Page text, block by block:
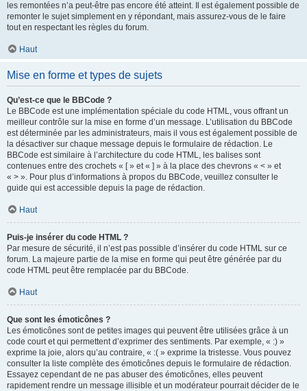
les remontées n’a peut-être pas encore été atteint. Il est également possible de
remonter le sujet simplement en y répondant, mais assurez-vous de le faire
tout en respectant les règles du forum.
Haut
Mise en forme et types de sujets
Qu’est-ce que le BBCode ?
Le BBCode est une implémentation spéciale du code HTML, vous offrant un
meilleur contrôle sur la mise en forme d’un message. L’utilisation du BBCode
est déterminée par les administrateurs, mais il vous est également possible de
la désactiver sur chaque message depuis le formulaire de rédaction. Le
BBCode est similaire à l’architecture du code HTML, les balises sont
contenues entre des crochets « [ » et « ] » à la place des chevrons « < » et
« > ». Pour plus d’informations à propos du BBCode, veuillez consulter le
guide qui est accessible depuis la page de rédaction.
Haut
Puis-je insérer du code HTML ?
Par mesure de sécurité, il n’est pas possible d’insérer du code HTML sur ce
forum. La majeure partie de la mise en forme qui peut être générée par du
code HTML peut être remplacée par du BBCode.
Haut
Que sont les émoticônes ?
Les émoticônes sont de petites images qui peuvent être utilisées grâce à un
code court et qui permettent d’exprimer des sentiments. Par exemple, « :) »
exprime la joie, alors qu’au contraire, « :( » exprime la tristesse. Vous pouvez
consulter la liste complète des émoticônes depuis le formulaire de rédaction.
Essayez cependant de ne pas abuser des émoticônes, elles peuvent
rapidement rendre un message illisible et un modérateur pourrait décider de le